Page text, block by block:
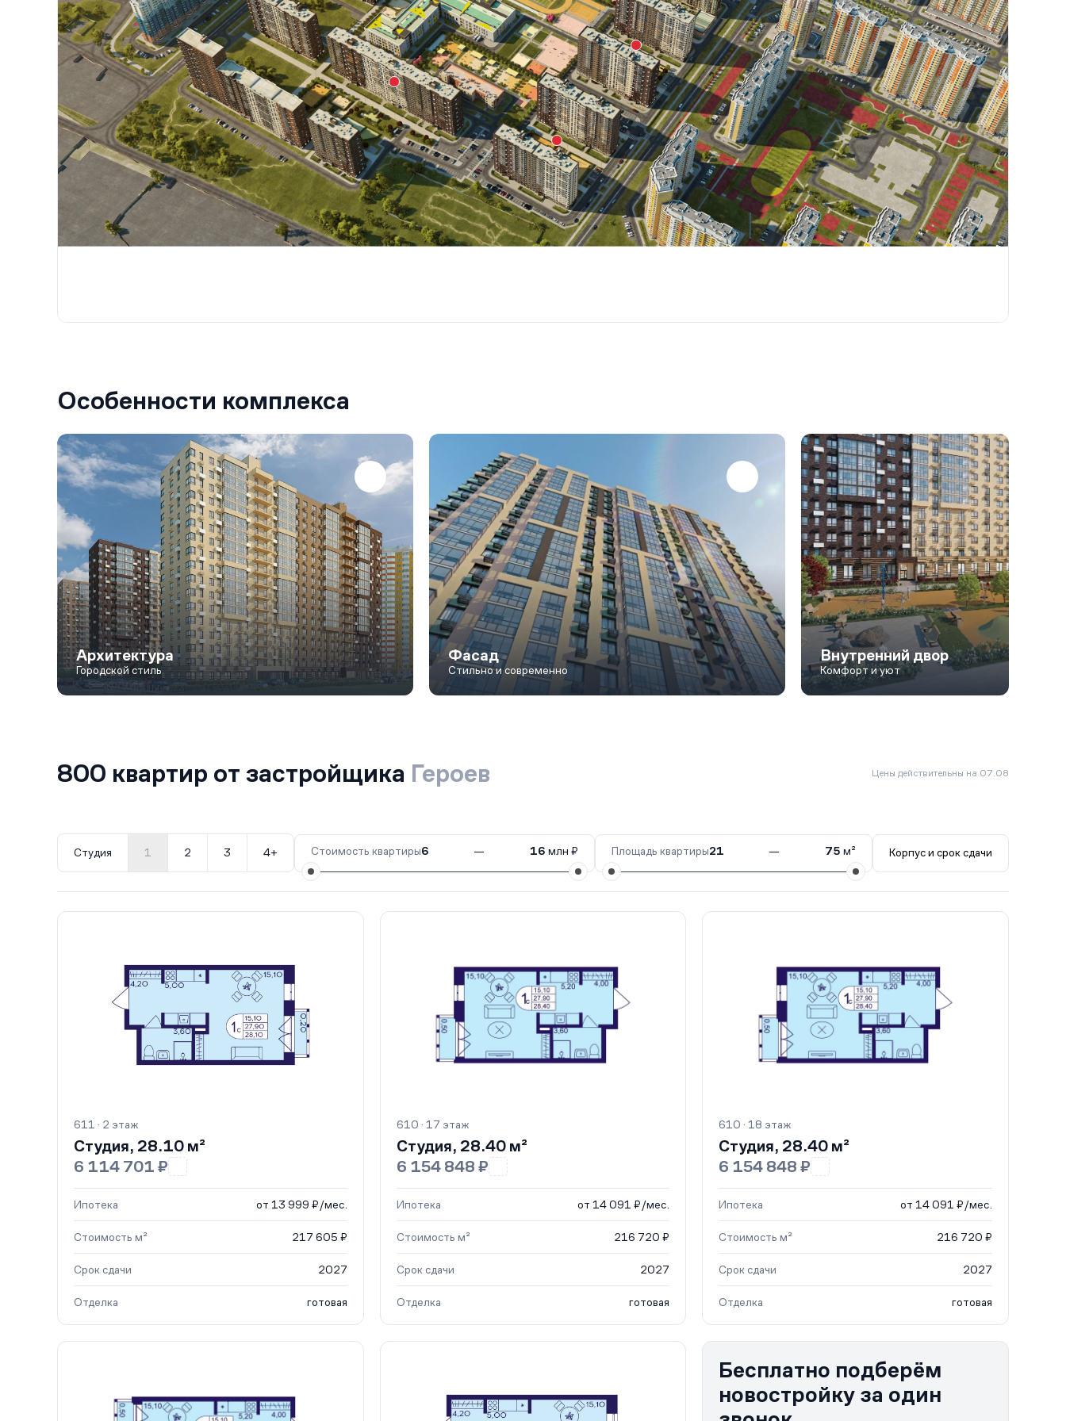
Особенности комплекса
Архитектура
Городской стиль
Фасад
Стильно и современно
Внутренний двор
Комфорт и уют
800 квартир от застройщика Героев Цены действительны на 07.08
Студия 1 2 3 4+ Стоимость квартиры6 — 16 млн ₽ Площадь квартиры21 — 75 м² Корпус и срок сдачи
Все корпуса 611 253 кв. IV кв. 2027 610235 кв.III кв. 2027 262 кв.III кв. 2027 408 8 кв.Сдан Сдан 40613 кв.Сдан
611 · 2 этаж
Студия, 28.10 м²
6 114 701 ₽
Ипотека от 13 999 ₽/мес.
Стоимость м² 217 605 ₽
Срок сдачи 2027
Отделка готовая
610 · 17 этаж
Студия, 28.40 м²
6 154 848 ₽
Ипотека от 14 091 ₽/мес.
Стоимость м² 216 720 ₽
Срок сдачи 2027
Отделка готовая
610 · 18 этаж
Студия, 28.40 м²
6 154 848 ₽
Ипотека от 14 091 ₽/мес.
Стоимость м² 216 720 ₽
Срок сдачи 2027
Отделка готовая
Бесплатно подберём
новостройку за один